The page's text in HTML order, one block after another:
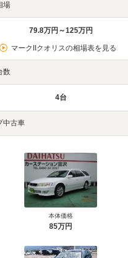
場
79.8万円～125万円
マークIIクオリスの相場表を見る
数
4台
中古車
本体価格
85万円